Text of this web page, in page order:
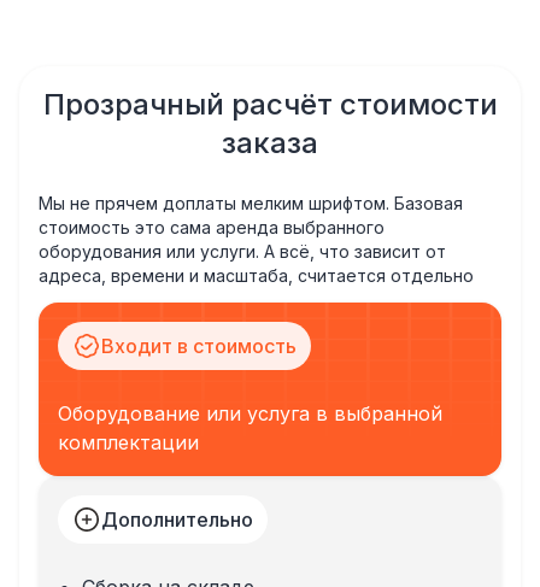
Прозрачный расчёт стоимости
заказа
Мы не прячем доплаты мелким шрифтом. Базовая
стоимость это сама аренда выбранного
оборудования или услуги. А всё, что зависит от
адреса, времени и масштаба, считается отдельно
Входит в стоимость
Оборудование или услуга в выбранной
комплектации
Дополнительно